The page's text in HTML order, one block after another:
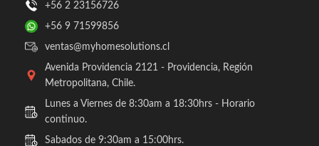
+56 2 23156726
+56 9 71599856
ventas@myhomesolutions.cl
Avenida Providencia 2121 - Providencia, Región
Metropolitana, Chile.
Lunes a Viernes de 8:30am a 18:30hrs - Horario
continuo.
Sabados de 9:30am a 15:00hrs.